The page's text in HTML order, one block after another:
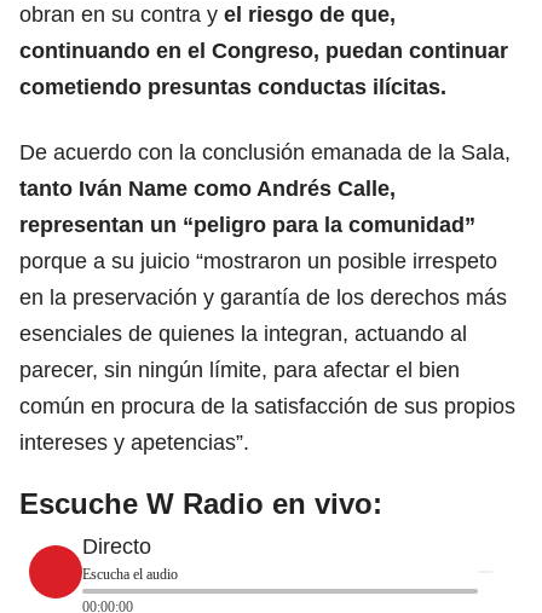
obran en su contra y el riesgo de que,
continuando en el Congreso, puedan continuar
cometiendo presuntas conductas ilícitas.
De acuerdo con la conclusión emanada de la Sala,
tanto Iván Name como Andrés Calle,
representan un “peligro para la comunidad”
porque a su juicio “mostraron un posible irrespeto
en la preservación y garantía de los derechos más
esenciales de quienes la integran, actuando al
parecer, sin ningún límite, para afectar el bien
común en procura de la satisfacción de sus propios
intereses y apetencias”.
Escuche W Radio en vivo:
Directo
Escucha el audio
00:00:00